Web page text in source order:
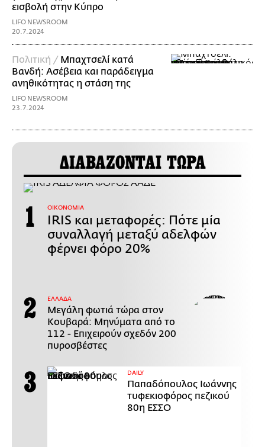
εισβολή στην Κύπρο
LIFO NEWSROOM
20.7.2024
Πολιτική / Μπαχτσελί κατά
Βανδή: Ασέβεια και παράδειγμα
ανηθικότητας η στάση της
LIFO NEWSROOM
23.7.2024
ΔΙΑΒΑΖΟΝΤΑΙ ΤΩΡΑ
ΟΙΚΟΝΟΜΙΑ
IRIS και μεταφορές: Πότε μία
συναλλαγή μεταξύ αδελφών
φέρνει φόρο 20%
ΕΛΛΑΔΑ
Μεγάλη φωτιά τώρα στον
Κουβαρά: Μηνύματα από το
112 - Επιχειρούν σχεδόν 200
πυροσβέστες
DAILY
Παπαδόπουλος Ιωάννης
τυφεκιοφόρος πεζικού
80η ΕΣΣΟ